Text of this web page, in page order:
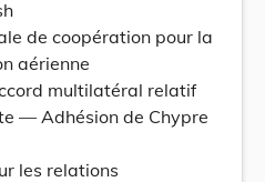
de coopération pour la
aérienne
multilatéral relatif
— Adhésion de Chypre
les relations